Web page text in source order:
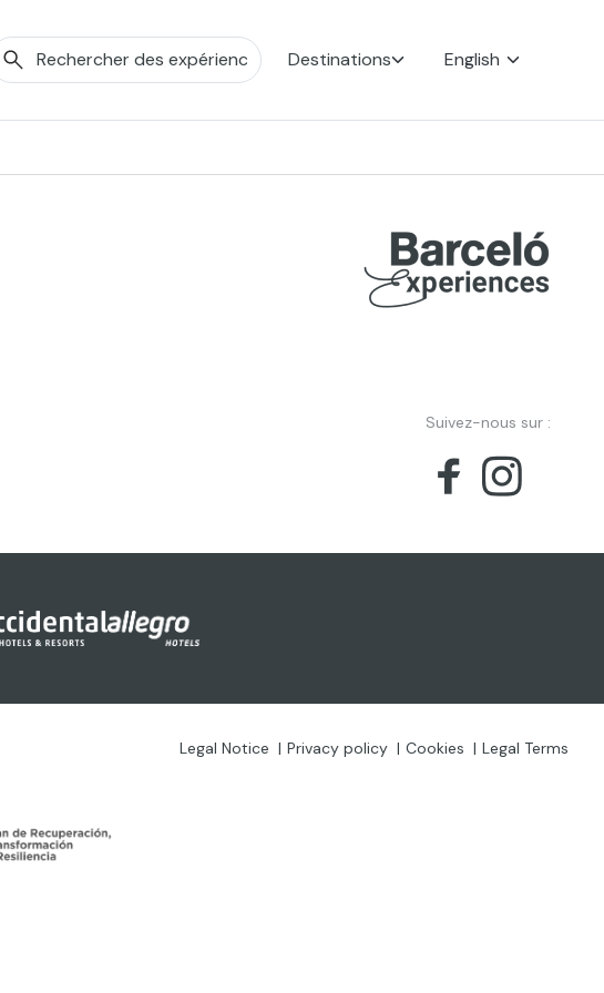
Destinations English
Suivez-nous sur :
Legal Notice Privacy policy Cookies Legal Terms